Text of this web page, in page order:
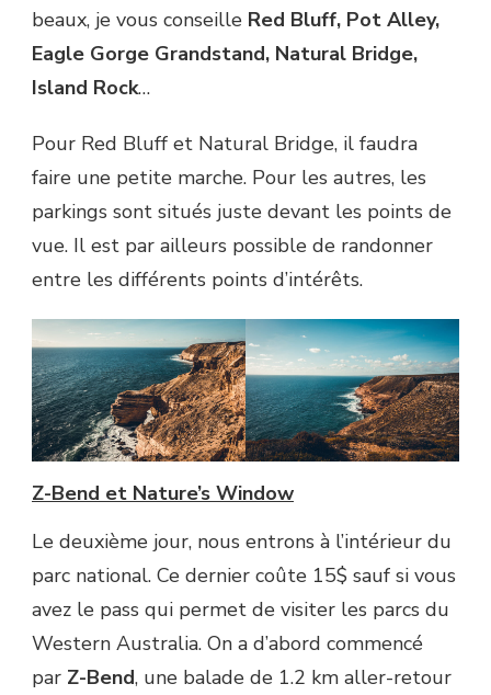
beaux, je vous conseille Red Bluff, Pot Alley,
Eagle Gorge Grandstand, Natural Bridge,
Island Rock…
Pour Red Bluff et Natural Bridge, il faudra
faire une petite marche. Pour les autres, les
parkings sont situés juste devant les points de
vue. Il est par ailleurs possible de randonner
entre les différents points d’intérêts.
Z-Bend et Nature’s Window
Le deuxième jour, nous entrons à l’intérieur du
parc national. Ce dernier coûte 15$ sauf si vous
avez le pass qui permet de visiter les parcs du
Western Australia. On a d’abord commencé
par Z-Bend, une balade de 1.2 km aller-retour